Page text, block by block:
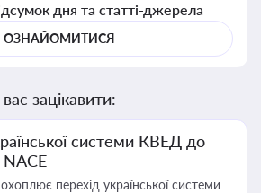
дня та статті-джерела
ОЗНАЙОМИТИСЯ
зацікавити:
системи КВЕД до
NACE
перехід української системи